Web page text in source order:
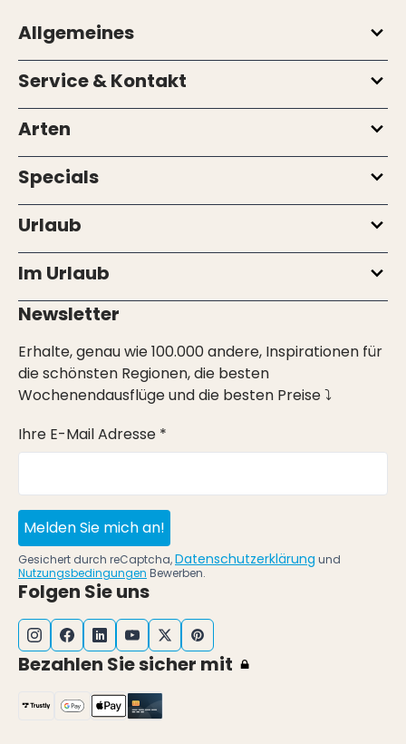
Allgemeines
Service & Kontakt
Arten
Specials
Urlaub
Im Urlaub
Newsletter
Erhalte, genau wie 100.000 andere, Inspirationen für
die schönsten Regionen, die besten
Wochenendausflüge und die besten Preise ⤵
Ihre E-Mail Adresse *
Melden Sie mich an!
Gesichert durch reCaptcha,Datenschutzerklärung und
Nutzungsbedingungen Bewerben.
Folgen Sie uns
Bezahlen Sie sicher mit